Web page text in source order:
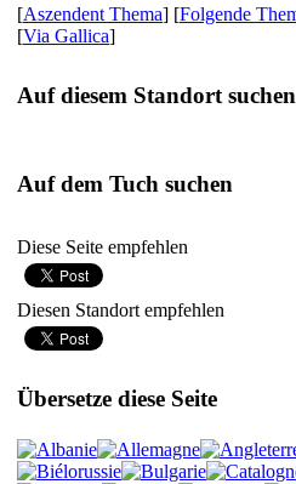
[Aszendent Thema] [Folgende
[Via Gallica]
Auf diesem Standort suchen
Auf dem Tuch suchen
Diese Seite empfehlen
Diesen Standort empfehlen
Übersetze diese Seite